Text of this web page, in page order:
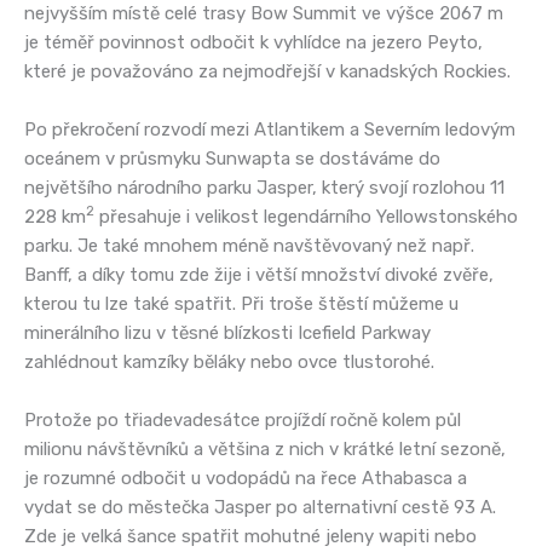
nejvyšším místě celé trasy Bow Summit ve výšce 2067 m
je téměř povinnost odbočit k vyhlídce na jezero Peyto,
které je považováno za nejmodřejší v kanadských Rockies.
Po překročení rozvodí mezi Atlantikem a Severním ledovým
oceánem v průsmyku Sunwapta se dostáváme do
největšího národního parku Jasper, který svojí rozlohou 11
228 km2 přesahuje i velikost legendárního Yellowstonského
parku. Je také mnohem méně navštěvovaný než např.
Banff, a díky tomu zde žije i větší množství divoké zvěře,
kterou tu lze také spatřit. Při troše štěstí můžeme u
minerálního lizu v těsné blízkosti Icefield Parkway
zahlédnout kamzíky běláky nebo ovce tlustorohé.
Protože po třiadevadesátce projíždí ročně kolem půl
milionu návštěvníků a většina z nich v krátké letní sezoně,
je rozumné odbočit u vodopádů na řece Athabasca a
vydat se do městečka Jasper po alternativní cestě 93 A.
Zde je velká šance spatřit mohutné jeleny wapiti nebo